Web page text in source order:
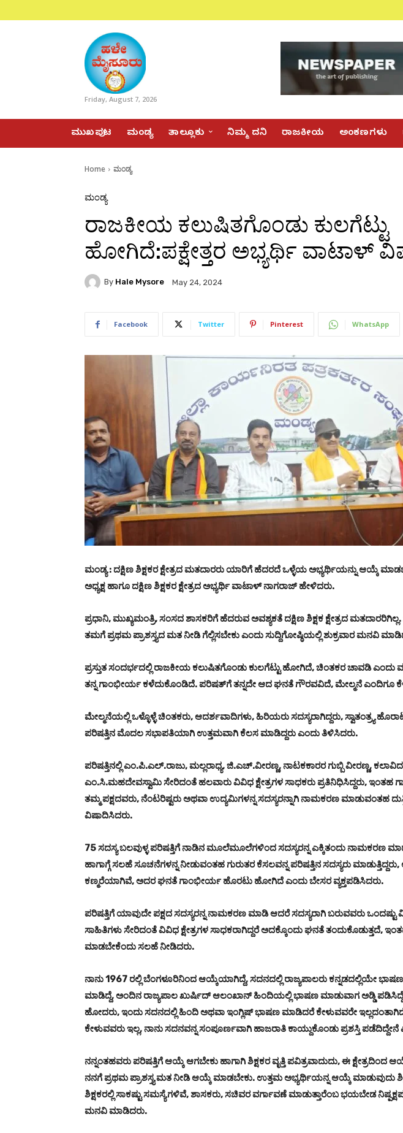
Friday, August 7, 2026
ಮುಖಪುಟ ಮಂಡ್ಯ ತಾಲ್ಲೂಕು ನಿಮ್ಮ ದನಿ ರಾಜಕೀಯ ಅಂಕಣಗಳು
Home ಮಂಡ್ಯ
ಮಂಡ್ಯ
ರಾಜಕೀಯ ಕಲುಷಿತಗೊಂಡು ಕುಲಗೆಟ್ಟು
ಹೋಗಿದೆ:ಪಕ್ಷೇತ್ತರ ಅಭ್ಯರ್ಥಿ ವಾಟಾಳ್
By Hale Mysore May 24, 2024
Facebook Twitter Pinterest WhatsApp
ಮಂಡ್ಯ : ದಕ್ಷಿಣ ಶಿಕ್ಷಕರ ಕ್ಷೇತ್ರದ ಮತದಾರರು ಯಾರಿಗೆ ಹೆದರದೆ ಒಳ್ಳೆಯ ಅಭ್ಯರ್ಥಿಯನ್ನು ಆಯ್ಕೆ
ಅಧ್ಯಕ್ಷ ಹಾಗೂ ದಕ್ಷಿಣ ಶಿಕ್ಷಕರ ಕ್ಷೇತ್ರದ ಅಭ್ಯರ್ಥಿ ವಾಟಾಳ್‌ ನಾಗರಾಜ್‌ ಹೇಳಿದರು.
ಪ್ರಧಾನಿ, ಮುಖ್ಯಮಂತ್ರಿ, ಸಂಸದ ಶಾಸಕರಿಗೆ ಹೆದರುವ ಅವಶ್ಯಕತೆ ದಕ್ಷಿಣ ಶಿಕ್ಷಕ ಕ್ಷೇತ್ರದ
ತಮಗೆ ಪ್ರಥಮ ಪ್ರಾಶಸ್ತ್ಯದ ಮತ ನೀಡಿ ಗೆಲ್ಲಿಸಬೇಕು ಎಂದು ಸುದ್ದಿಗೋಷ್ಠಿಯಲ್ಲಿ ಶುಕ್ರವಾರ ಮನವಿ
ಪ್ರಸ್ತುತ ಸಂದರ್ಭದಲ್ಲಿ ರಾಜಕೀಯ ಕಲುಷಿತಗೊಂಡು ಕುಲಗೆಟ್ಟು ಹೋಗಿದೆ, ಚಿಂತಕರ ಚಾವಡಿ
ತನ್ನ ಗಾಂಭೀರ್ಯ ಕಳೆದುಕೊಂಡಿದೆ. ಪರಿಷತ್‌ಗೆ ತನ್ನದೇ ಆದ ಘನತೆ ಗೌರವವಿದೆ, ಮೇಲ್ಮನೆ ಎಂದಿಗೂ
ಮೇಲ್ಮನೆಯಲ್ಲಿ ಒಳ್ಳೊಳ್ಳೆ ಚಿಂತಕರು, ಆದರ್ಶವಾದಿಗಳು, ಹಿರಿಯರು ಸದಸ್ಯರಾಗಿದ್ದರು, ಸ್ವಾತಂತ್ರ್ಯ
ಪರಿಷತ್ತಿನ ಮೊದಲ ಸಭಾಪತಿಯಾಗಿ ಉತ್ತಮವಾಗಿ ಕೆಲಸ ಮಾಡಿದ್ದರು ಎಂದು ತಿಳಿಸಿದರು.
ಪರಿಷತ್ತಿನಲ್ಲಿ ಎಂ.ಪಿ.ಎಲ್‌.ರಾಜು, ಮಲ್ಲರಾಧ್ಯ, ಜಿ.ಎಚ್‌.ವೀರಣ್ಣ, ನಾಟಕಕಾರರ ಗುಬ್ಬಿ ವೀರಣ್ಣ,
ಎಂ.ಸಿ.ಮಹದೇವಸ್ವಾಮಿ ಸೇರಿದಂತೆ ಹಲವಾರು ವಿವಿಧ ಕ್ಷೇತ್ರಗಳ ಸಾಧಕರು ಪ್ರತಿನಿಧಿಸಿದ್ದರು,
ತಮ್ಮ ಪಕ್ಷದವರು, ನೆಂಟರಿಷ್ಟರು ಅಥವಾ ಉದ್ಯಮಿಗಳನ್ನ ಸದಸ್ಯರನ್ನಾಗಿ ನಾಮಕರಣ ಮಾಡುವಂತಹ
ವಿಷಾದಿಸಿದರು.
75 ಸದಸ್ಯ ಬಲವುಳ್ಳ ಪರಿಷತ್ತಿಗೆ ನಾಡಿನ ಮೂಲೆಮೂಲೆಗಳಿಂದ ಸದಸ್ಯರನ್ನ ಎಕ್ಕಿತಂದು ನಾಮಕರಣ
ಹಾಗಾಗ್ಗೆ ಸಲಹೆ ಸೂಚನೆಗಳನ್ನ ನೀಡುವಂತಹ ಗುರುತರ ಕೆಸಲವನ್ನ ಪರಿಷತ್ತಿನ ಸದಸ್ಯರು
ಕಣ್ಮರೆಯಾಗಿವೆ, ಅದರ ಘನತೆ ಗಾಂಭೀರ್ಯ ಹೊರಟು ಹೋಗಿದೆ ಎಂದು ಬೇಸರ ವ್ಯಕ್ತಪಡಿಸಿದರು.
ಪರಿಷತ್ತಿಗೆ ಯಾವುದೇ ಪಕ್ಷದ ಸದಸ್ಯರನ್ನ ನಾಮಕರಣ ಮಾಡಿ ಆದರೆ ಸದಸ್ಯರಾಗಿ ಬರುವವರು ಒಂದಷ್ಟು
ಸಾಹಿತಿಗಳು ಸೇರಿದಂತೆ ವಿವಿಧ ಕ್ಷೇತ್ರಗಳ ಸಾಧಕರಾಗಿದ್ದರೆ ಅದಕ್ಕೊಂದು ಘನತೆ ತಂದುಕೊಡುತ್ತದೆ,
ಮಾಡಬೇಕೆಂದು ಸಲಹೆ ನೀಡಿದರು.
ನಾನು 1967 ರಲ್ಲಿ ಬೆಂಗಳೂರಿನಿಂದ ಆಯ್ಕೆಯಾಗಿದ್ದೆ, ಸದನದಲ್ಲಿ ರಾಜ್ಯಪಾಲರು ಕನ್ನಡದಲ್ಲಿಯೇ
ಮಾಡಿದ್ದೆ, ಅಂದಿನ ರಾಜ್ಯಪಾಲ ಖುರ್ಷಿದ್‌ ಆಲಂಖಾನ್‌ ಹಿಂದಿಯಲ್ಲಿ ಭಾಷಣ ಮಾಡುವಾಗ ಅಡ್ಡಿ
ಹೋದರು, ಇಂದು ಸದನದಲ್ಲಿ ಹಿಂದಿ ಅಥವಾ ಇಂಗ್ಲಿಷ್‌ ಭಾಷಣ ಮಾಡಿದರೆ ಕೇಳುವವರೇ
ಕೇಳುವವರು ಇಲ್ಲ, ನಾನು ಸದನವನ್ನ ಸಂಪೂರ್ಣವಾಗಿ ಹಾಜರಾತಿ ಕಾಯ್ದುಕೊಂಡು ಪ್ರಶಸ್ತಿ ಪಡೆದಿದ್ದೇನೆ
ನನ್ನಂತಹವರು ಪರಿಷತ್ತಿಗೆ ಆಯ್ಕೆ ಆಗಬೇಕು ಹಾಗಾಗಿ ಶಿಕ್ಷಕರ ವೃತ್ತಿ ಪವಿತ್ರವಾದುದು, ಈ ಕ್ಷೇತ್ರದಿಂದ
ನನಗೆ ಪ್ರಥಮ ಪ್ರಾಶಸ್ತ್ಯ ಮತ ನೀಡಿ ಆಯ್ಕೆ ಮಾಡಬೇಕು. ಉತ್ತಮ ಅಭ್ಯರ್ಥಿಯನ್ನ ಆಯ್ಕೆ ಮಾಡುವುದು
ಶಿಕ್ಷಕರಲ್ಲಿ ಸಾಕಷ್ಟು ಸಮಸ್ಯೆಗಳಿವೆ, ಶಾಸಕರು, ಸಚಿವರ ವರ್ಗಾವಣೆ ಮಾಡುತ್ತಾರೆಂಬ ಭಯಬೇಡ
ಮನವಿ ಮಾಡಿದರು.